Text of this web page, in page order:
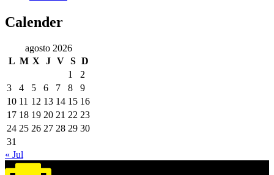
Calender
agosto 2026
L M X J V S D
1
2
3
4 5 6 7 8
9
10 11 12 13 14 15 16
17 18 19 20 21 22 23
24 25 26 27 28 29 30
31
« Jul